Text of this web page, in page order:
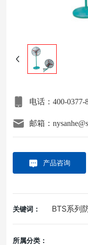
联系我们
电话：400-0377-
邮箱：
产品咨询
关键词： BTS系列
所属分类：